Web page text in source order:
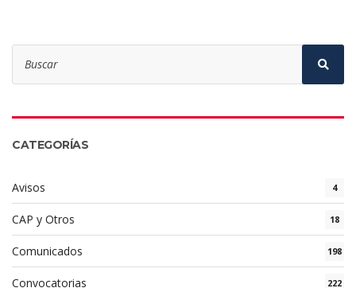
Search
for:
CATEGORÍAS
Avisos 4
CAP y Otros 18
Comunicados 198
Convocatorias 222